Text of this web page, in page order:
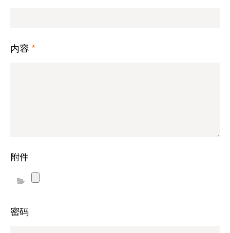
内容 *
附件
密码